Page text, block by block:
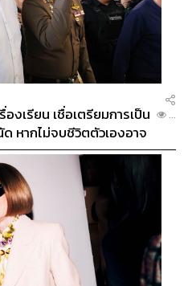
งเรียน เชื่อเตรียมการเป็น
หากไม่จบชีวิตตัวเองอาจ
...